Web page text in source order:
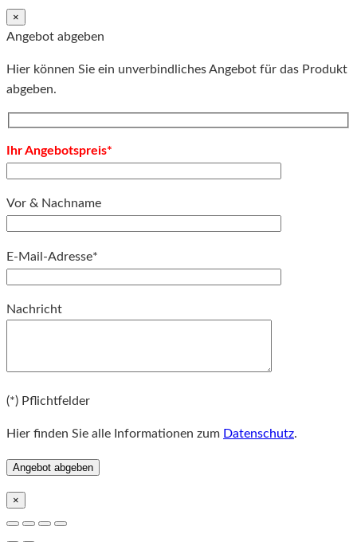
×
Angebot abgeben
Hier können Sie ein unverbindliches Angebot für das Produkt
abgeben.
Ihr Angebotspreis*
Vor & Nachname
E-Mail-Adresse*
Nachricht
(*) Pflichtfelder
Hier finden Sie alle Informationen zum Datenschutz.
×